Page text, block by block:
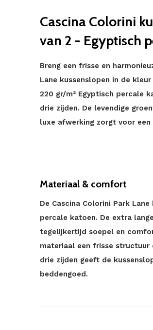
Cascina Colorini
van 2 - Egyptisch
Breng een frisse en
Lane kussenslopen in de
220 gr/m² Egyptisch percale
drie zijden. De levendige
luxe afwerking zorgt voor
Materiaal & comfort
De Cascina Colorini Park
percale katoen. De extra
tegelijkertijd soepel en
materiaal een frisse
drie zijden geeft de
beddengoed.